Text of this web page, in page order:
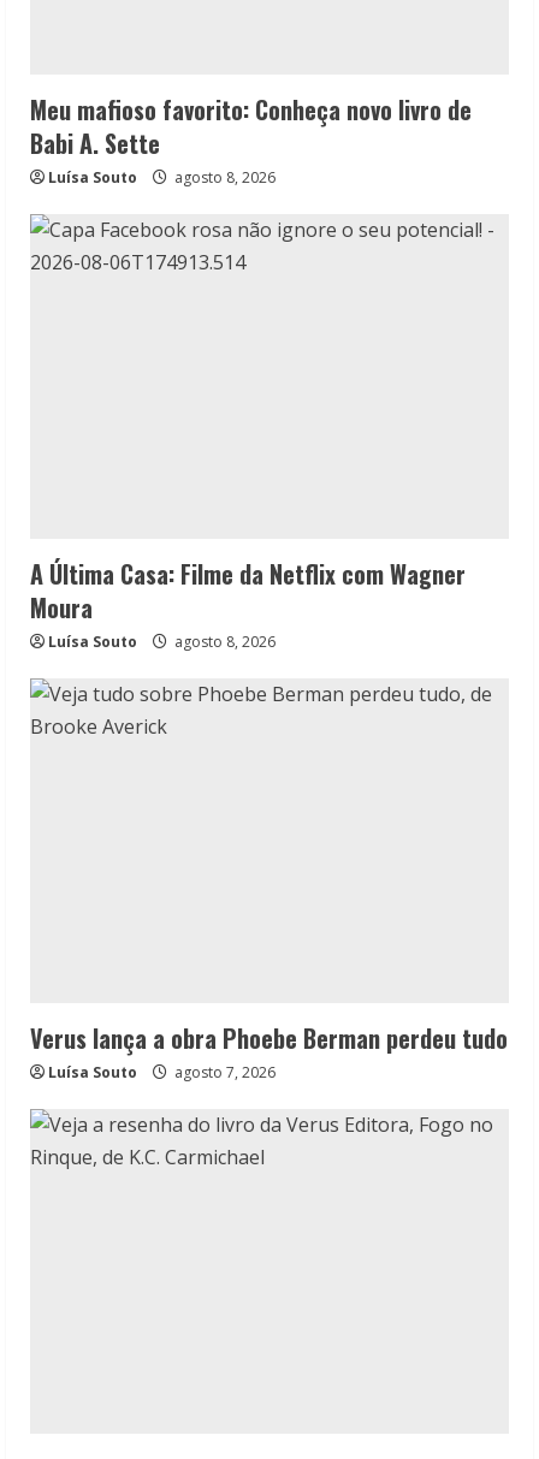
Meu mafioso favorito: Conheça novo livro de
Babi A. Sette
Luísa Souto agosto 8, 2026
A Última Casa: Filme da Netflix com Wagner
Moura
Luísa Souto agosto 8, 2026
Verus lança a obra Phoebe Berman perdeu tudo
Luísa Souto agosto 7, 2026